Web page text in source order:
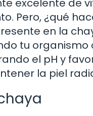
excelente de
Pero, ¿qué
en la
tu
el pH y
la piel